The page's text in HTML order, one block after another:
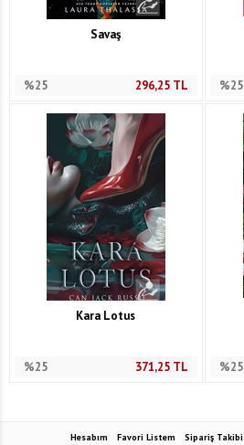
Savaş
%25 296,25TL %25
Kara Lotus
%25 371,25TL %25
Hesabım Favori Listem Sipariş Takibi